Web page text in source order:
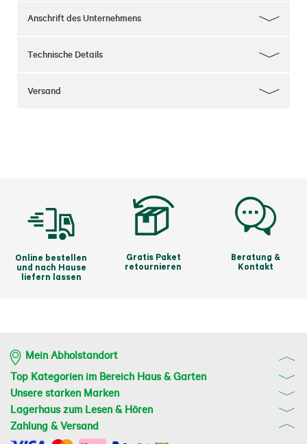
• 1 x Cutter 18 mm
• 1 x Maßband 3 m x 16 mm
• 6 x Präzisionsschraubendreher – bestehend aus:
• 1 x Aluminium-Werkzeugkoffer
Anschrift des Unternehmens
Technische Details
Versand
Online bestellen
und nach Hause
liefern lassen
Gratis Paket
retournieren
Beratung &
Kontakt
Mein Abholstandort
Top Kategorien im Bereich Haus & Garten
Unsere starken Marken
Lagerhaus zum Lesen & Hören
Zahlung & Versand